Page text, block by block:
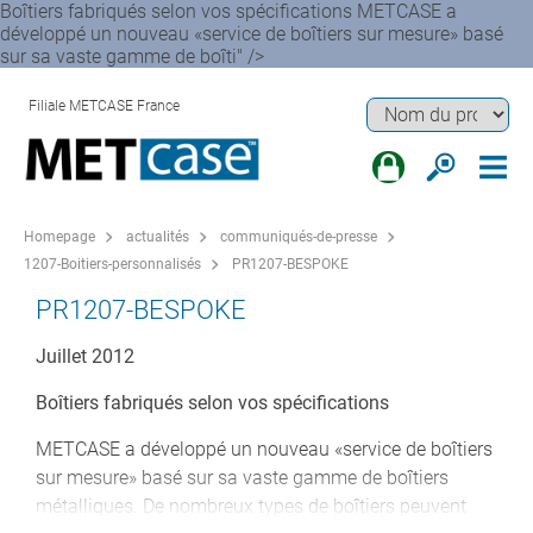
Boîtiers fabriqués selon vos spécifications METCASE a
développé un nouveau «service de boîtiers sur mesure» basé
sur sa vaste gamme de boîti" />
Filiale METCASE France
Homepage actualités
communiqués-de-presse
1207-Boitiers-personnalisés
PR1207-BESPOKE
PR1207-BESPOKE
Juillet 2012
Boîtiers fabriqués selon vos spécifications
METCASE a développé un nouveau «service de boîtiers
sur mesure» basé sur sa vaste gamme de boîtiers
métalliques. De nombreux types de boîtiers peuvent